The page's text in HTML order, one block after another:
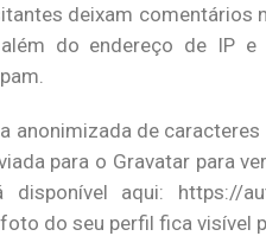
deixam
do endereço de IP
anonimizada de
para o Gravatar para
disponível aqui: https://
do seu perfil fica visível